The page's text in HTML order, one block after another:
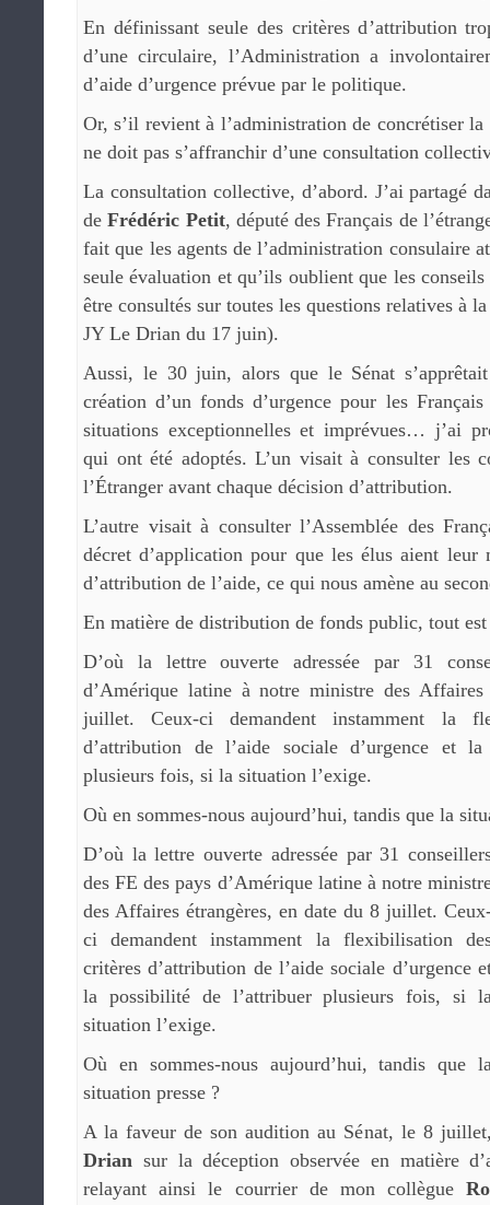
En définissant seule des critères d’attribution
d’une circulaire, l’Administration a
d’aide d’urgence prévue par le politique.
Or, s’il revient à l’administration de concrétiser
ne doit pas s’affranchir d’une consultation
La consultation collective, d’abord. J’ai partagé
deFrédéric Petit, député des Français de
fait que les agents de l’administration consulaire
seule évaluation et qu’ils oublient que les
être consultés sur toutes les questions relatives à
JY Le Drian du 17 juin).
Aussi, le 30 juin, alors que le Sénat
création d’un fonds d’urgence pour les
situations exceptionnelles et imprévues… j’ai
qui ont été adoptés. L’un visait à consulter les
l’Étranger avant chaque décision d’attribution.
L’autre visait à consulter l’Assemblée des
décret d’application pour que les élus aient
d’attribution de l’aide, ce qui nous amène au
En matière de distribution de fonds public, tout est
D’où la lettre ouverte adressée par 31
d’Amérique latine à notre ministre des
juillet. Ceux-ci demandent instamment la
d’attribution de l’aide sociale d’urgence et
plusieurs fois, si la situation l’exige.
Où en sommes-nous aujourd’hui, tandis que la
D’où la lettre ouverte adressée par 31
des FE des pays d’Amérique latine à notre
des Affaires étrangères, en date du 8 juillet.
ci demandent instamment la flexibilisation
critères d’attribution de l’aide sociale d’urgence
la possibilité de l’attribuer plusieurs fois, si
situation l’exige.
Où en sommes-nous aujourd’hui, tandis que
situation presse ?
A la faveur de son audition au Sénat, le 8
Drian sur la déception observée en matière
relayant ainsi le courrier de mon collègue